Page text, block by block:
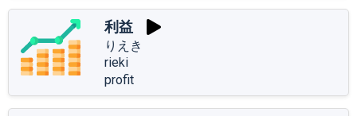
利益
りえき
rieki
profit